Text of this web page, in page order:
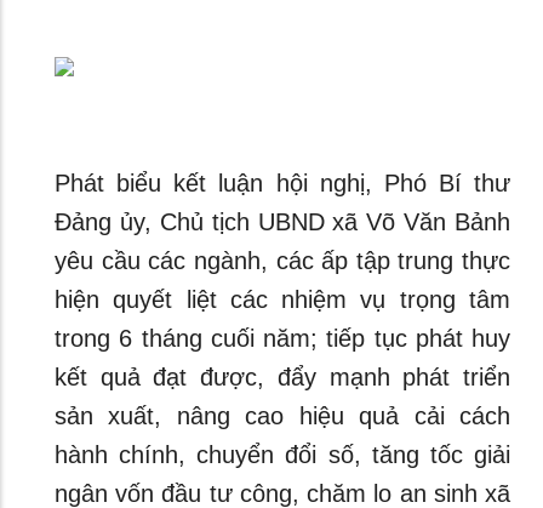
Phát biểu kết luận hội nghị, Phó Bí thư
Đảng ủy, Chủ tịch UBND xã Võ Văn Bảnh
yêu cầu các ngành, các ấp tập trung thực
hiện quyết liệt các nhiệm vụ trọng tâm
trong 6 tháng cuối năm; tiếp tục phát huy
kết quả đạt được, đẩy mạnh phát triển
sản xuất, nâng cao hiệu quả cải cách
hành chính, chuyển đổi số, tăng tốc giải
ngân vốn đầu tư công, chăm lo an sinh xã